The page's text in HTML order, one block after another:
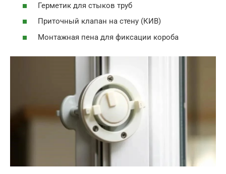
Герметик для стыков труб
Приточный клапан на стену (КИВ)
Монтажная пена для фиксации короба